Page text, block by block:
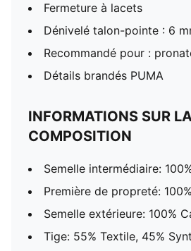
Fermeture à lacets
Dénivelé talon-pointe : 6
Recommandé pour :
Détails brandés PUMA
INFORMATIONS SUR
COMPOSITION
Semelle intermédiaire:
Première de propreté:
Semelle extérieure: 100%
Tige: 55% Textile, 45%